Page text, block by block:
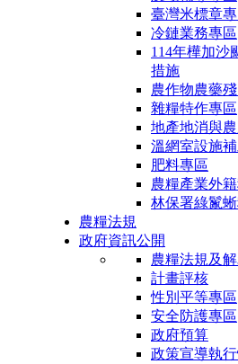
臺灣米標章
冷鏈業務專區
114年樺加沙
措施
農作物農藥
雜糧特作專區
地產地消與
溫網室設施
肥料專區
農糧產業外
林保署綠鬣
農糧法規
政府資訊公開
農糧法規及
計畫評核
性別平等專區
安全防護專區
政府預算
政策宣導執